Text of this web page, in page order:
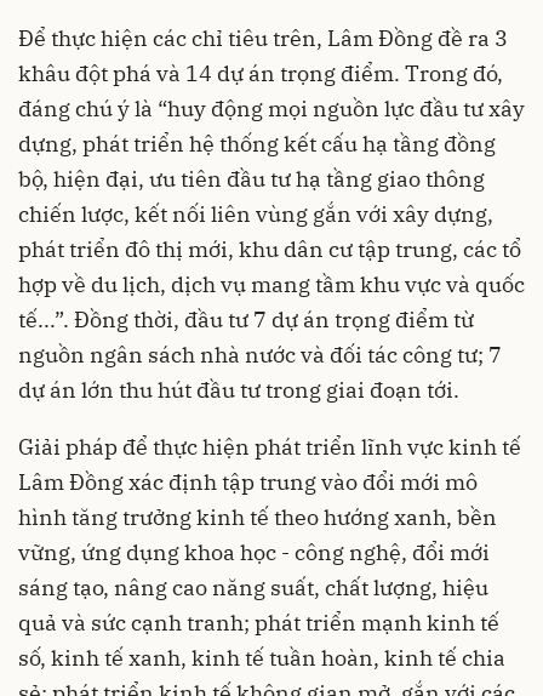
Để thực hiện các chỉ tiêu trên, Lâm Đồng đề ra 3
khâu đột phá và 14 dự án trọng điểm. Trong đó,
đáng chú ý là “huy động mọi nguồn lực đầu tư xây
dựng, phát triển hệ thống kết cấu hạ tầng đồng
bộ, hiện đại, ưu tiên đầu tư hạ tầng giao thông
chiến lược, kết nối liên vùng gắn với xây dựng,
phát triển đô thị mới, khu dân cư tập trung, các tổ
hợp về du lịch, dịch vụ mang tầm khu vực và quốc
tế...”. Đồng thời, đầu tư 7 dự án trọng điểm từ
nguồn ngân sách nhà nước và đối tác công tư; 7
dự án lớn thu hút đầu tư trong giai đoạn tới.
Giải pháp để thực hiện phát triển lĩnh vực kinh tế
Lâm Đồng xác định tập trung vào đổi mới mô
hình tăng trưởng kinh tế theo hướng xanh, bền
vững, ứng dụng khoa học - công nghệ, đổi mới
sáng tạo, nâng cao năng suất, chất lượng, hiệu
quả và sức cạnh tranh; phát triển mạnh kinh tế
số, kinh tế xanh, kinh tế tuần hoàn, kinh tế chia